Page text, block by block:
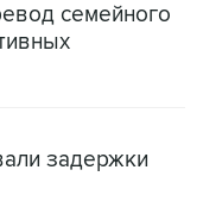
семейного
задержки